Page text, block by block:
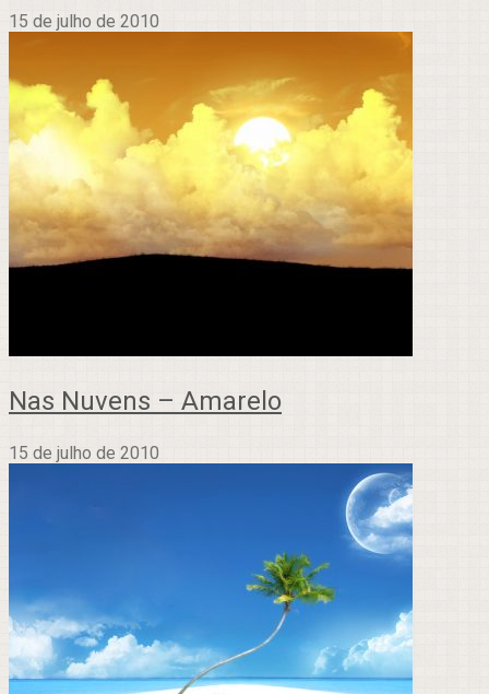
15 de julho de 2010
Nas Nuvens – Amarelo
15 de julho de 2010